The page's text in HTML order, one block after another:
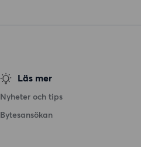
Läs mer
Nyheter och tips
Bytesansökan